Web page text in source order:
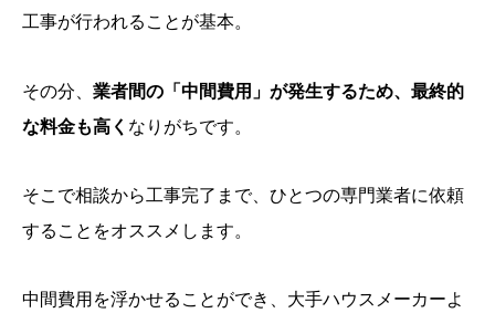
工事が行われることが基本。
その分、 業者間の「中間費用」が発生するため、最終的
な料金も高く なりがちです。
そこで相談から工事完了まで、ひとつの専門業者に依頼
することをオススメします。
中間費用を浮かせることができ、大手ハウスメーカーよ